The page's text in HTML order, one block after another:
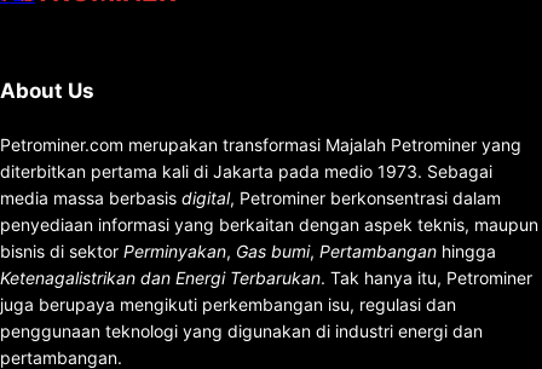
About Us
Petrominer.com merupakan transformasi Majalah Petrominer yang
diterbitkan pertama kali di Jakarta pada medio 1973. Sebagai
media massa berbasis digital, Petrominer berkonsentrasi dalam
penyediaan informasi yang berkaitan dengan aspek teknis, maupun
bisnis di sektor Perminyakan, Gas bumi, Pertambangan hingga
Ketenagalistrikan dan Energi Terbarukan. Tak hanya itu, Petrominer
juga berupaya mengikuti perkembangan isu, regulasi dan
penggunaan teknologi yang digunakan di industri energi dan
pertambangan.